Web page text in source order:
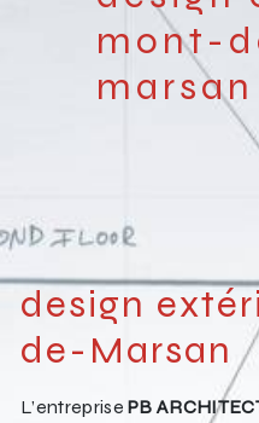
mont-
marsan
design
de-Marsan
L’entreprisePB